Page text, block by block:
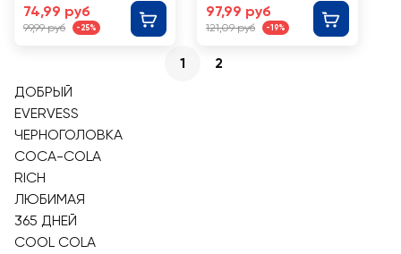
Сливочный
апельсин
74,99 руб
99,99 руб -25%
97,99 руб
121,09 руб -19%
1
2
ДОБРЫЙ
EVERVESS
ЧЕРНОГОЛОВКА
COCA-COLA
RICH
ЛЮБИМАЯ
365 ДНЕЙ
COOL COLA